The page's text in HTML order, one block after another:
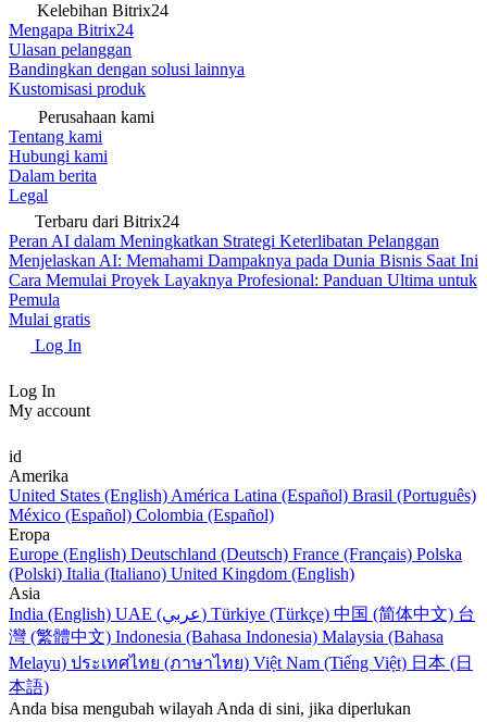
Kelebihan Bitrix24
Mengapa Bitrix24
Ulasan pelanggan
Bandingkan dengan solusi lainnya
Kustomisasi produk
Perusahaan kami
Tentang kami
Hubungi kami
Dalam berita
Legal
Terbaru dari Bitrix24
Peran AI dalam Meningkatkan Strategi Keterlibatan Pelanggan
Menjelaskan AI: Memahami Dampaknya pada Dunia Bisnis Saat Ini
Cara Memulai Proyek Layaknya Profesional: Panduan Ultima untuk
Pemula
Mulai gratis
Log In
Log In
My account
id
Amerika
United States (English) América Latina (Español) Brasil (Português)
México (Español) Colombia (Español)
Eropa
Europe (English) Deutschland (Deutsch) France (Français) Polska
(Polski) Italia (Italiano) United Kingdom (English)
Asia
India (English)
UAE (عربي) Türkiye (Türkçe) 中国 (简体中文) 台
灣 (繁體中文) Indonesia (Bahasa Indonesia) Malaysia (Bahasa
Melayu) ประเทศไทย (ภาษาไทย) Việt Nam (Tiếng Việt) 日本 (日
本語)
Anda bisa mengubah wilayah Anda di sini, jika diperlukan